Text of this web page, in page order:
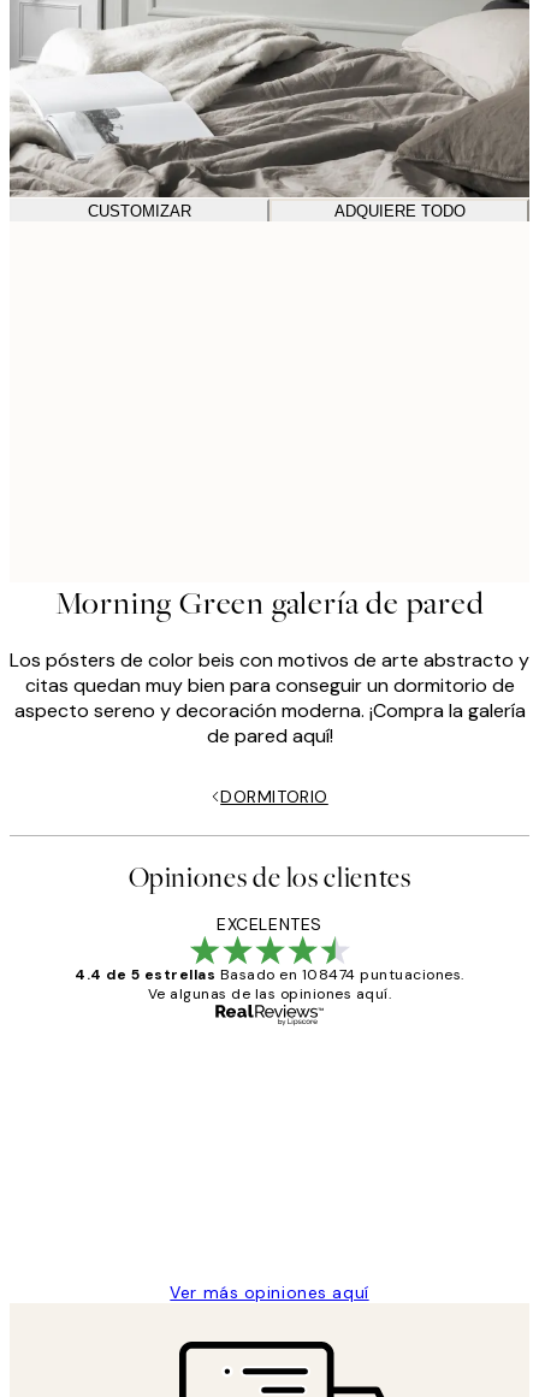
CUSTOMIZAR ADQUIERE TODO
Morning Green galería de pared
Los pósters de color beis con motivos de arte abstracto y
citas quedan muy bien para conseguir un dormitorio de
aspecto sereno y decoración moderna. ¡Compra la galería
de pared aquí!
DORMITORIO
Opiniones de los clientes
EXCELENTES
4.4 de 5 estrellas Basado en 108474 puntuaciones.
Ve algunas de las opiniones aquí.
Ver más opiniones aquí